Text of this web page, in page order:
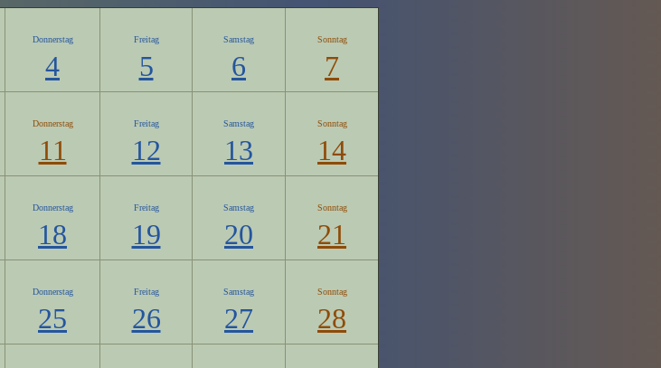
Donnerstag
4
Freitag
5
Samstag
6
Sonntag
7
Donnerstag
11
Freitag
12
Samstag
13
Sonntag
14
Donnerstag
18
Freitag
19
Samstag
20
Sonntag
21
Donnerstag
25
Freitag
26
Samstag
27
Sonntag
28